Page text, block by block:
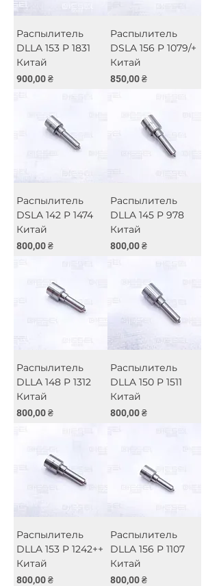
Распылитель
DLLA 153 P 1831
Китай
Цена
900,00 ₴
Распылитель
DSLA 156 P 1079/+
Китай
Цена
850,00 ₴
Распылитель
DSLA 142 P 1474
Китай
Цена
800,00 ₴
Распылитель
DLLA 145 P 978
Китай
Цена
800,00 ₴
Распылитель
DLLA 148 P 1312
Китай
Цена
800,00 ₴
Распылитель
DLLA 150 P 1511
Китай
Цена
800,00 ₴
Распылитель
DLLA 153 P 1242++
Китай
Цена
800,00 ₴
Распылитель
DLLA 156 P 1107
Китай
Цена
800,00 ₴